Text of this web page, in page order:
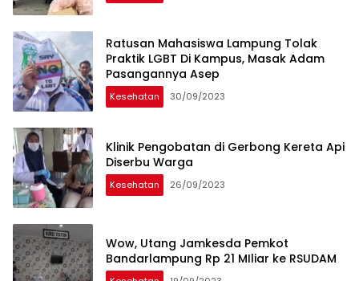
Ratusan Mahasiswa Lampung Tolak
Praktik LGBT Di Kampus, Masak Adam
Pasangannya Asep
Kesehatan 30/09/2023
Klinik Pengobatan di Gerbong Kereta Api
Diserbu Warga
Kesehatan 26/09/2023
Wow, Utang Jamkesda Pemkot
Bandarlampung Rp 21 MIliar ke RSUDAM